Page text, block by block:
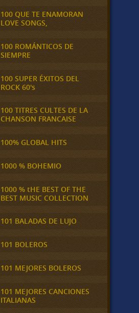
100 QUE TE ENAMORAN
LOVE SONGS,
100 ROMÁNTICOS DE
SIEMPRE
100 SUPER ÉXITOS DEL
ROCK 60's
100 TITRES CULTES DE LA
CHANSON FRANCAISE
100% GLOBAL HITS
1000 % BOHEMIO
1000 % tHE BEST OF THE
BEST MUSIC COLLECTION
101 BALADAS DE LUJO
101 BOLEROS
101 MEJORES BOLEROS
101 MEJORES CANCIONES
ITALIANAS